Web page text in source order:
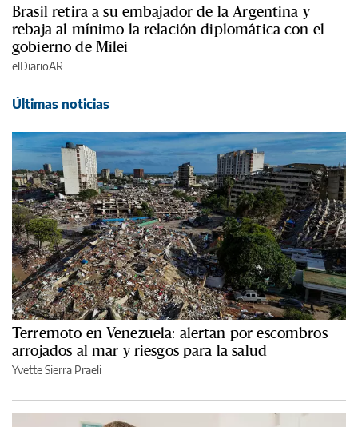
Brasil retira a su embajador de la Argentina y
rebaja al mínimo la relación diplomática con el
gobierno de Milei
elDiarioAR
Últimas noticias
Terremoto en Venezuela: alertan por escombros
arrojados al mar y riesgos para la salud
Yvette Sierra Praeli